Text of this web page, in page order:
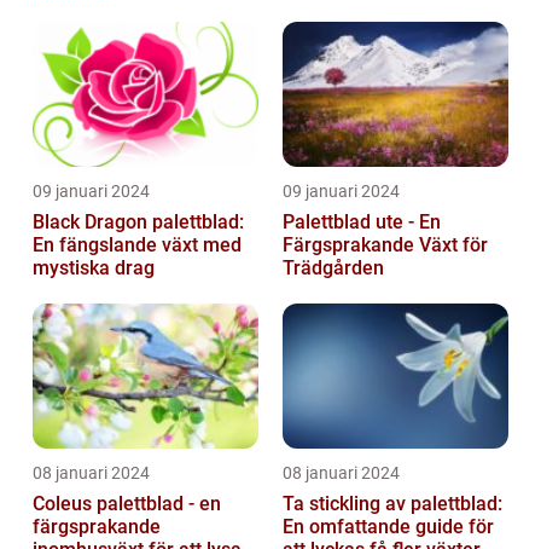
09 januari 2024
Black Dragon palettblad:
En fängslande växt med
mystiska drag
09 januari 2024
Palettblad ute - En
Färgsprakande Växt för
Trädgården
08 januari 2024
Coleus palettblad - en
färgsprakande
08 januari 2024
Ta stickling av palettblad:
En omfattande guide för